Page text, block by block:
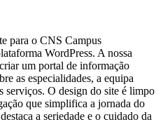
para o CNS Campus
WordPress. A nossa
um portal de informação
as especialidades, a equipa
serviços. O design do site é limpo
que simplifica a jornada do
a seriedade e o cuidado da